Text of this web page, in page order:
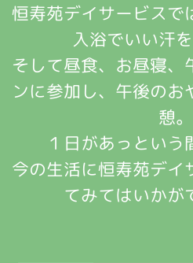
恒寿苑デイサービスで
入浴でいい汗
そして昼食、お昼寝、
ンに参加し、午後の
憩。
１日があっという
今の生活に恒寿苑デイ
てみてはいかが